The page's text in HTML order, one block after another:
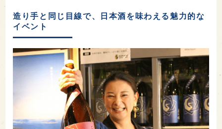
造り手と同じ目線で、日本酒を味わえる魅力的な
イベント